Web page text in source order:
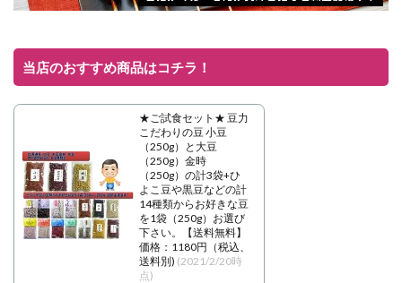
当店のおすすめ商品はコチラ！
★ご試食セット★ 豆力
こだわりの豆 小豆
（250g）と大豆
（250g）金時
（250g）の計3袋+ひ
よこ豆や黒豆などの計
14種類からお好きな豆
を1袋（250g）お選び
下さい。【送料無料】
価格：1180円（税込、
送料別) (2021/2/20時
点)